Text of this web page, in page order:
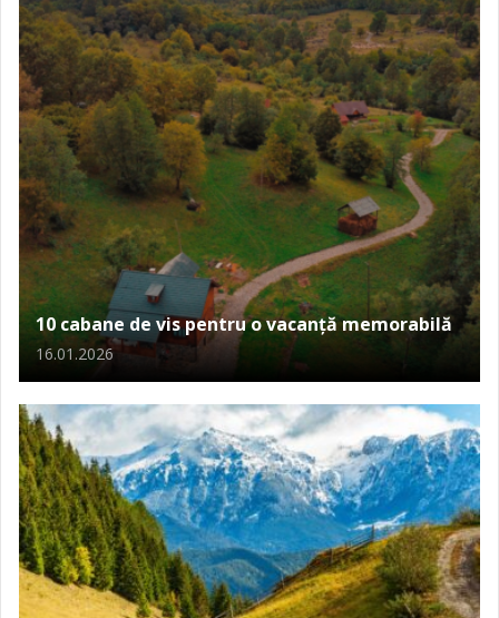
10 cabane de vis pentru o vacanță memorabilă
16.01.2026